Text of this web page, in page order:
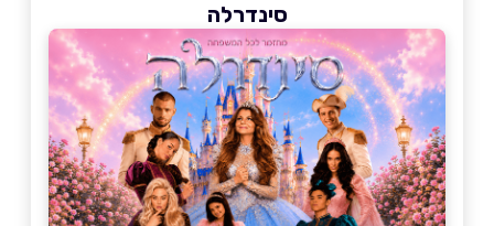
סינדרלה